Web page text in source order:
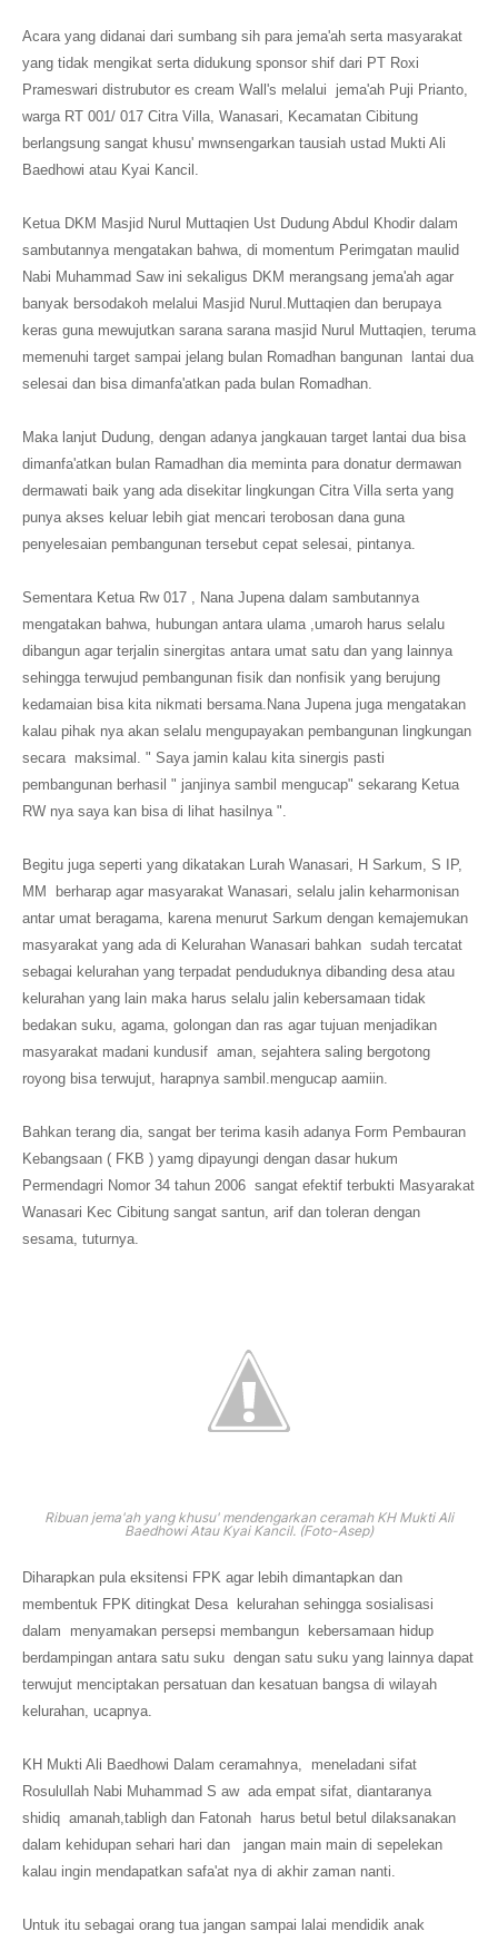
Acara yang didanai dari sumbang sih para jema'ah serta masyarakat
yang tidak mengikat serta didukung sponsor shif dari PT Roxi
Prameswari distrubutor es cream Wall's melalui jema'ah Puji Prianto,
warga RT 001/ 017 Citra Villa, Wanasari, Kecamatan Cibitung
berlangsung sangat khusu' mwnsengarkan tausiah ustad Mukti Ali
Baedhowi atau Kyai Kancil.
Ketua DKM Masjid Nurul Muttaqien Ust Dudung Abdul Khodir dalam
sambutannya mengatakan bahwa, di momentum Perimgatan maulid
Nabi Muhammad Saw ini sekaligus DKM merangsang jema'ah agar
banyak bersodakoh melalui Masjid Nurul.Muttaqien dan berupaya
keras guna mewujutkan sarana sarana masjid Nurul Muttaqien, teruma
memenuhi target sampai jelang bulan Romadhan bangunan lantai dua
selesai dan bisa dimanfa'atkan pada bulan Romadhan.
Maka lanjut Dudung, dengan adanya jangkauan target lantai dua bisa
dimanfa'atkan bulan Ramadhan dia meminta para donatur dermawan
dermawati baik yang ada disekitar lingkungan Citra Villa serta yang
punya akses keluar lebih giat mencari terobosan dana guna
penyelesaian pembangunan tersebut cepat selesai, pintanya.
Sementara Ketua Rw 017 , Nana Jupena dalam sambutannya
mengatakan bahwa, hubungan antara ulama ,umaroh harus selalu
dibangun agar terjalin sinergitas antara umat satu dan yang lainnya
sehingga terwujud pembangunan fisik dan nonfisik yang berujung
kedamaian bisa kita nikmati bersama.Nana Jupena juga mengatakan
kalau pihak nya akan selalu mengupayakan pembangunan lingkungan
secara maksimal. " Saya jamin kalau kita sinergis pasti
pembangunan berhasil " janjinya sambil mengucap" sekarang Ketua
RW nya saya kan bisa di lihat hasilnya ".
Begitu juga seperti yang dikatakan Lurah Wanasari, H Sarkum, S IP,
MM berharap agar masyarakat Wanasari, selalu jalin keharmonisan
antar umat beragama, karena menurut Sarkum dengan kemajemukan
masyarakat yang ada di Kelurahan Wanasari bahkan sudah tercatat
sebagai kelurahan yang terpadat penduduknya dibanding desa atau
kelurahan yang lain maka harus selalu jalin kebersamaan tidak
bedakan suku, agama, golongan dan ras agar tujuan menjadikan
masyarakat madani kundusif aman, sejahtera saling bergotong
royong bisa terwujut, harapnya sambil.mengucap aamiin.
Bahkan terang dia, sangat ber terima kasih adanya Form Pembauran
Kebangsaan ( FKB ) yamg dipayungi dengan dasar hukum
Permendagri Nomor 34 tahun 2006 sangat efektif terbukti Masyarakat
Wanasari Kec Cibitung sangat santun, arif dan toleran dengan
sesama, tuturnya.
Ribuan jema'ah yang khusu' mendengarkan ceramah KH Mukti Ali
Baedhowi Atau Kyai Kancil. (Foto-Asep)
Diharapkan pula eksitensi FPK agar lebih dimantapkan dan
membentuk FPK ditingkat Desa kelurahan sehingga sosialisasi
dalam menyamakan persepsi membangun kebersamaan hidup
berdampingan antara satu suku dengan satu suku yang lainnya dapat
terwujut menciptakan persatuan dan kesatuan bangsa di wilayah
kelurahan, ucapnya.
KH Mukti Ali Baedhowi Dalam ceramahnya, meneladani sifat
Rosulullah Nabi Muhammad S aw ada empat sifat, diantaranya
shidiq amanah,tabligh dan Fatonah harus betul betul dilaksanakan
dalam kehidupan sehari hari dan jangan main main di sepelekan
kalau ingin mendapatkan safa'at nya di akhir zaman nanti.
Untuk itu sebagai orang tua jangan sampai lalai mendidik anak